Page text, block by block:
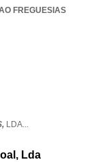
FREGUESIAS
LDA...
Lda